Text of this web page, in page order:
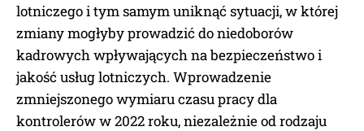
lotniczego i tym samym uniknąć sytuacji, w której
zmiany mogłyby prowadzić do niedoborów
kadrowych wpływających na bezpieczeństwo i
jakość usług lotniczych. Wprowadzenie
zmniejszonego wymiaru czasu pracy dla
kontrolerów w 2022 roku, niezależnie od rodzaju